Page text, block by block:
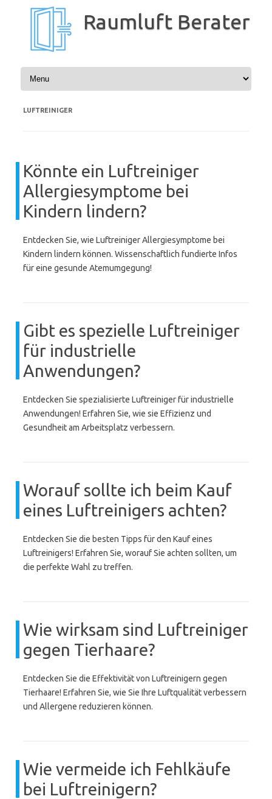
Inhalt
Raumluft Berater
LUFTREINIGER
Könnte ein Luftreiniger
Allergiesymptome bei
Kindern lindern?
Entdecken Sie, wie Luftreiniger Allergiesymptome bei
Kindern lindern können. Wissenschaftlich fundierte Infos
für eine gesunde Atemumgegung!
Gibt es spezielle Luftreiniger
für industrielle
Anwendungen?
Entdecken Sie spezialisierte Luftreiniger für industrielle
Anwendungen! Erfahren Sie, wie sie Effizienz und
Gesundheit am Arbeitsplatz verbessern.
Worauf sollte ich beim Kauf
eines Luftreinigers achten?
Entdecken Sie die besten Tipps für den Kauf eines
Luftreinigers! Erfahren Sie, worauf Sie achten sollten, um
die perfekte Wahl zu treffen.
Wie wirksam sind Luftreiniger
gegen Tierhaare?
Entdecken Sie die Effektivität von Luftreinigern gegen
Tierhaare! Erfahren Sie, wie Sie Ihre Luftqualität verbessern
und Allergene reduzieren können.
Wie vermeide ich Fehlkäufe
bei Luftreinigern?